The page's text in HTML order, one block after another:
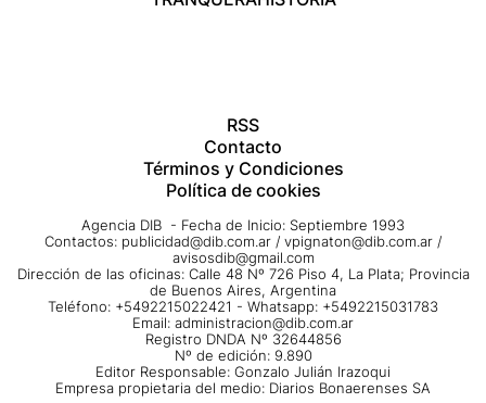
RSS
Contacto
Términos y Condiciones
Política de cookies
Agencia DIB - Fecha de Inicio: Septiembre 1993
Contactos: publicidad@dib.com.ar / vpignaton@dib.com.ar /
avisosdib@gmail.com
Dirección de las oficinas: Calle 48 Nº 726 Piso 4, La Plata; Provincia
de Buenos Aires, Argentina
Teléfono: +5492215022421 - Whatsapp: +5492215031783
Email: administracion@dib.com.ar
Registro DNDA Nº 32644856
Nº de edición: 9.890
Editor Responsable: Gonzalo Julián Irazoqui
Empresa propietaria del medio: Diarios Bonaerenses SA